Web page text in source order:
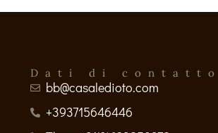
Dati di contatto
bb@casaledioto.com
+393715646446